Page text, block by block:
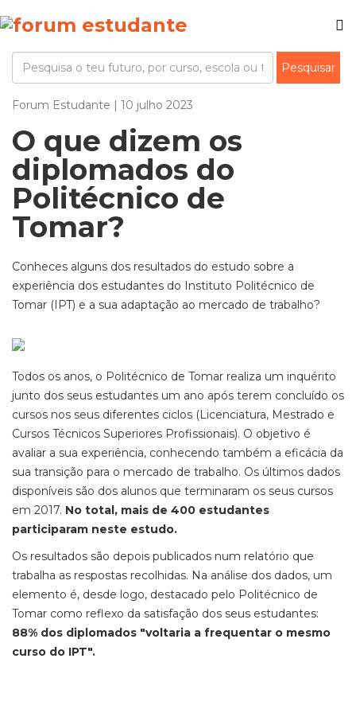
Forum Estudante | 10 julho 2023
O que dizem os
diplomados do
Politécnico de
Tomar?
Conheces alguns dos resultados do estudo sobre a
experiência dos estudantes do Instituto Politécnico de
Tomar (IPT) e a sua adaptação ao mercado de trabalho?
Todos os anos, o Politécnico de Tomar realiza um inquérito
junto dos seus estudantes um ano após terem concluído os
cursos nos seus diferentes ciclos (Licenciatura, Mestrado e
Cursos Técnicos Superiores Profissionais). O objetivo é
avaliar a sua experiência, conhecendo também a eficácia da
sua transição para o mercado de trabalho. Os últimos dados
disponíveis são dos alunos que terminaram os seus cursos
em 2017. No total, mais de 400 estudantes
participaram neste estudo.
Os resultados são depois publicados num relatório que
trabalha as respostas recolhidas. Na análise dos dados, um
elemento é, desde logo, destacado pelo Politécnico de
Tomar como reflexo da satisfação dos seus estudantes:
88% dos diplomados "voltaria a frequentar o mesmo
curso do IPT".